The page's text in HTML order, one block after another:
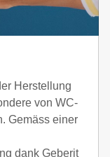
Herstellung
von WC-
Gemäss einer
dank Geberit